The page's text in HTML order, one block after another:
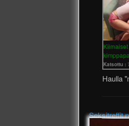
Katsottu :
Haulla